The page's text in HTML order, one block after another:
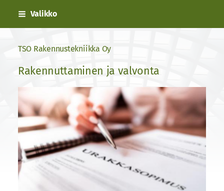
Siirry
Valikko
TSO Rakennustekniikka Oy
Rakennuttaminen ja valvonta